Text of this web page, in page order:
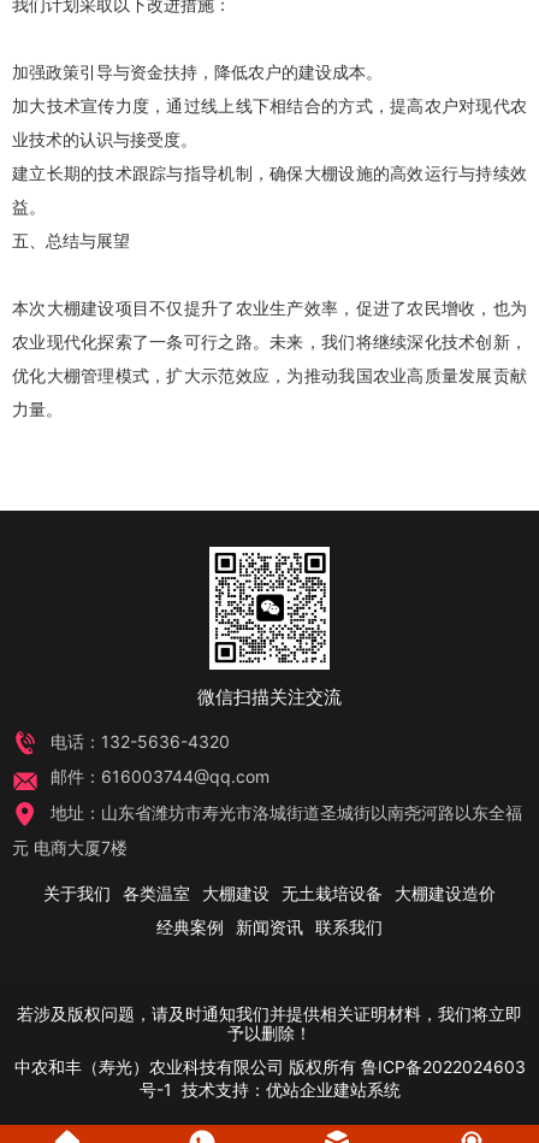
加强政策引导与资金扶持，降低农户的建设成本。
加大技术宣传力度，通过线上线下相结合的方式，提高农户对现代农
业技术的认识与接受度。
建立长期的技术跟踪与指导机制，确保大棚设施的高效运行与持续效
益。
五、总结与展望
本次大棚建设项目不仅提升了农业生产效率，促进了农民增收，也为
农业现代化探索了一条可行之路。未来，我们将继续深化技术创新，
优化大棚管理模式，扩大示范效应，为推动我国农业高质量发展贡献
力量。
微信扫描关注交流
电话：132-5636-4320
邮件：616003744@qq.com
地址：山东省潍坊市寿光市洛城街道圣城街以南尧河路以东全福
元 电商大厦7楼
关于我们 各类温室 大棚建设 无土栽培设备
大棚建设造价
经典案例
新闻资讯 联系我们
若涉及版权问题，请及时通知我们并提供相关证明材料，我们将立即
予以删除！
中农和丰（寿光）农业科技有限公司 版权所有 鲁ICP备2022024603
号-1 技术支持： 优站企业建站系统